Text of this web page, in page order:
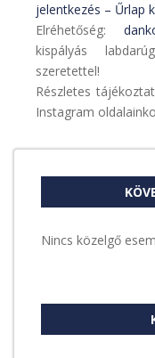
jelentkezés – Űrlap
Elréhetőség:
kispályás
szeretettel!
Részletes
Instagram
Nincs közelgő